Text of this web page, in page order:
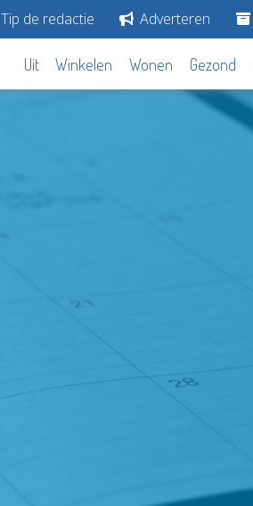
Tip de redactie Adverteren
Uit Winkelen Wonen Gezond